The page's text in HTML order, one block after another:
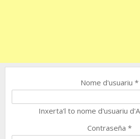
Nome d'usuariu *
Inxerta'l to nome d'usuariu
Contraseña *